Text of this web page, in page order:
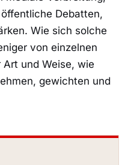
Debatten,
Wie sich solche
von einzelnen
Art und Weise, wie
gewichten und